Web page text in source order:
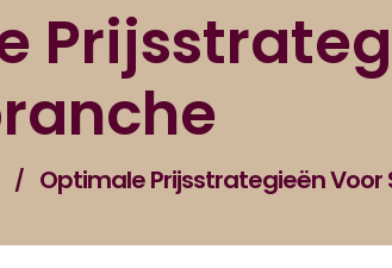
/ Optimale Prijsstrategieën Voor